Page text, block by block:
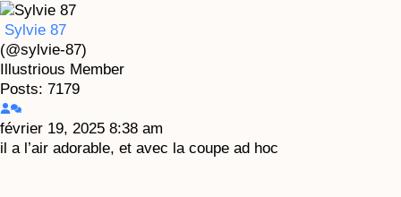
Sylvie 87
(@sylvie-87)
Illustrious Member
Posts: 7179
février 19, 2025 8:38 am
il a l’air adorable, et avec la coupe ad hoc